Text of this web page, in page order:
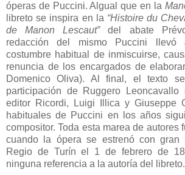
óperas de Puccini. Algual que en la
libreto se inspira en la “Histoire du
de Manon Lescaut”del abate
redacción del mismo Puccini
costumbre habitual de inmiscuirse,
renuncia de los encargados de
Domenico Oliva). Al final, el texto
participación de Ruggero Leoncavallo
editor Ricordi, Luigi Illica y Giuseppe
habituales de Puccini en los años
compositor. Toda esta marea de autores
cuando la ópera se estrenó con gran
Regio de Turín el 1 de febrero de
ninguna referencia a la autoría del libreto.